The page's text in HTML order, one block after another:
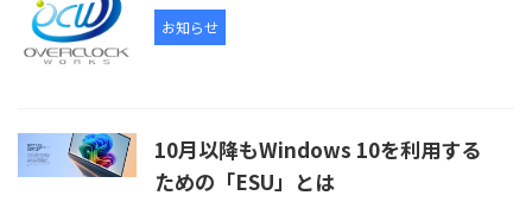
お知らせ
10月以降もWindows 10を利用する
ための「ESU」とは